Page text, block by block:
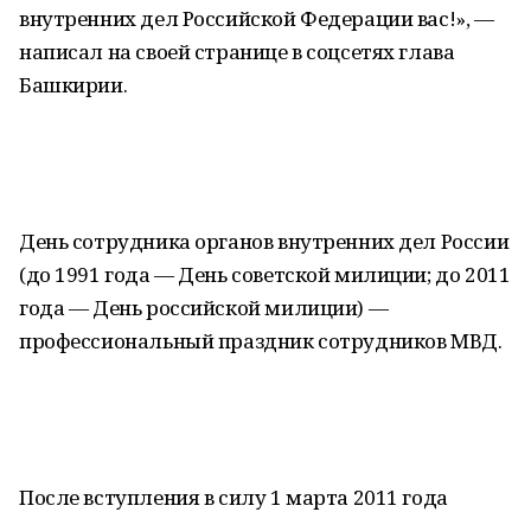
внутренних дел Российской Федерации вас!», —
написал на своей странице в соцсетях глава
Башкирии.
День сотрудника органов внутренних дел России
(до 1991 года — День советской милиции; до 2011
года — День российской милиции) —
профессиональный праздник сотрудников МВД.
После вступления в силу 1 марта 2011 года